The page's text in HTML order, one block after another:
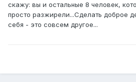
скажу: вы и остальные 8 человек,
просто разжирели...Сделать доброе
себя - это совсем другое...